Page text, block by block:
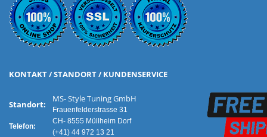
KONTAKT / STANDORT / KUNDENSERVICE
Standort:
Telefon:
MS- Style Tuning GmbH
Frauenfelderstrasse 31
CH- 8555 Müllheim Dorf
(+41) 44 972 13 21